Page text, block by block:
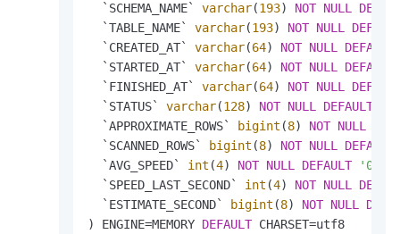
  `SCHEMA_NAME`
varchar(193) NOT NULL
  `TABLE_NAME`
varchar(193) NOT NULL
  `CREATED_AT`
varchar(64) NOT NULL
DEFAULT
  `STARTED_AT`
varchar(64) NOT NULL
DEFAULT
  `FINISHED_AT`
varchar(64) NOT NULL
  `STATUS`
varchar(128) NOT NULL DEFAULT
  `APPROXIMATE_ROWS`
bigint (8) NOT NULL
  `SCANNED_ROWS`
bigint (8) NOT NULL
DEFAULT
  `AVG_SPEED`
int (4) NOT NULL DEFAULT '0'
  `SPEED_LAST_SECOND`
int (4) NOT NULL
  `ESTIMATE_SECOND`
bigint (8) NOT NULL
) ENGINE=MEMORY DEFAULT CHARSET=utf8